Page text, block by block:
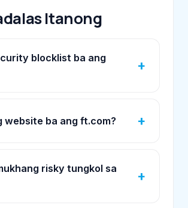
Itanong
blocklist ba ang
website ba ang ft.com?
risky tungkol sa